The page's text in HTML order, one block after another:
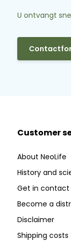
U ontvangt
Customer
About NeoLife
History and
Get in
Become a
Disclaimer
Shipping costs